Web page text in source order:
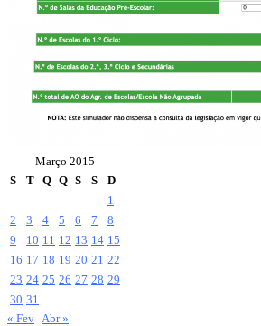
Março 2015
S
T Q Q S S
D
1
2
3 4 5 6 7
8
9
10 11 12 13 14 15
16 17 18 19 20 21 22
23 24 25 26 27 28 29
30 31
« Fev Abr »